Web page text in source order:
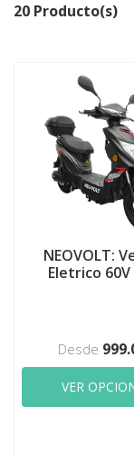
20 Producto(s)
NEOVOLT:
Eletrico 60V
Desde
VER